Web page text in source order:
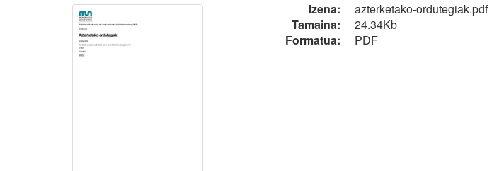
Izena:
azterketako-ordutegiak.pdf
Tamaina:
24.34Kb
Formatua:
PDF